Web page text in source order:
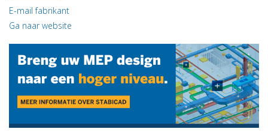
E-mail fabrikant
Ga naar website